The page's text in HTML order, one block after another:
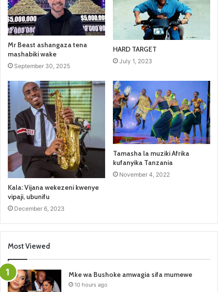
Mr Beast ashangaza tena
mashabiki wake
September 30, 2025
HARD TARGET
July 1, 2023
Kala: Vijana wekezeni kwenye
vipaji, ubunifu
December 6, 2023
Tamasha la muziki Afrika
kufanyika Tanzania
November 4, 2022
Most Viewed
Mke wa Bushoke amwagia sifa mumewe
10 hours ago